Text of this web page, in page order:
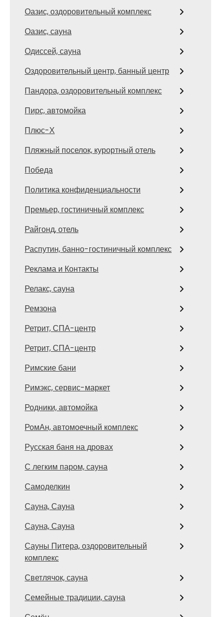
Оазис, оздоровительный комплекс
Оазис, сауна
Одиссей, сауна
Оздоровительный центр, банный центр
Пандора, оздоровительный комплекс
Пирс, автомойка
Плюс-Х
Пляжный поселок, курортный отель
Победа
Политика конфиденциальности
Премьер, гостиничный комплекс
Райгонд, отель
Распутин, банно-гостиничный комплекс
Реклама и Контакты
Релакс, сауна
Ремзона
Ретрит, СПА-центр
Ретрит, СПА-центр
Римские бани
Римэкс, сервис-маркет
Родники, автомойка
РомАн, автомоечный комплекс
Русская баня на дровах
С легким паром, сауна
Самоделкин
Сауна, Сауна
Сауна, Сауна
Сауны Питера, оздоровительный
комплекс
Светлячок, сауна
Семейные традиции, сауна